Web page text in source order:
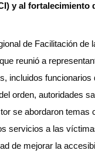
y al fortalecimiento
de Facilitación de
reunió a
incluidos funcionarios
orden, autoridades
se abordaron temas
servicios a las
de mejorar la